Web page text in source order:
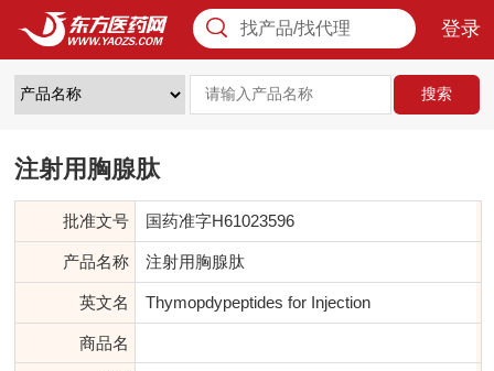
找产品/找代理 登录
搜索
注射用胸腺肽
批准文号 国药准字H61023596
产品名称 注射用胸腺肽
英文名 Thymopdypeptides for Injection
商品名